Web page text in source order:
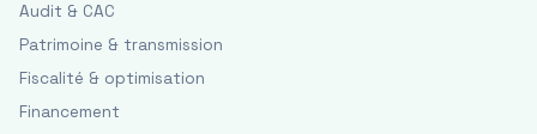
Audit & CAC
Patrimoine & transmission
Fiscalité & optimisation
Financement